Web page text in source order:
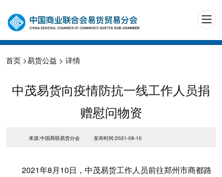
首页 >易货公益 > 详情
中茂易货向疫情防抗一线工作人员捐
赠慰问物资
来源:中国商联易货分会 发布时间:2021-08-10
2021年8月10日，中茂易货工作人员前往郑州市商都路